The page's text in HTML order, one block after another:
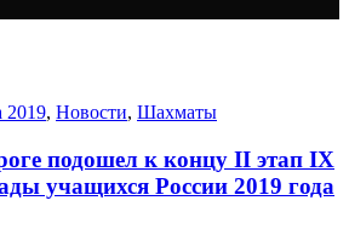
2019, Новости, Шахматы
подошел к концу II этап IХ
учащихся России 2019 года